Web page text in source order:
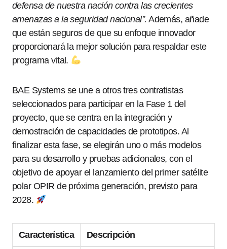
defensa de nuestra nación contra las crecientes
amenazas a la seguridad nacional”. Además, añade
que están seguros de que su enfoque innovador
proporcionará la mejor solución para respaldar este
programa vital.
BAE Systems se une a otros tres contratistas
seleccionados para participar en la Fase 1 del
proyecto, que se centra en la integración y
demostración de capacidades de prototipos. Al
finalizar esta fase, se elegirán uno o más modelos
para su desarrollo y pruebas adicionales, con el
objetivo de apoyar el lanzamiento del primer satélite
polar OPIR de próxima generación, previsto para
2028.
Característica Descripción